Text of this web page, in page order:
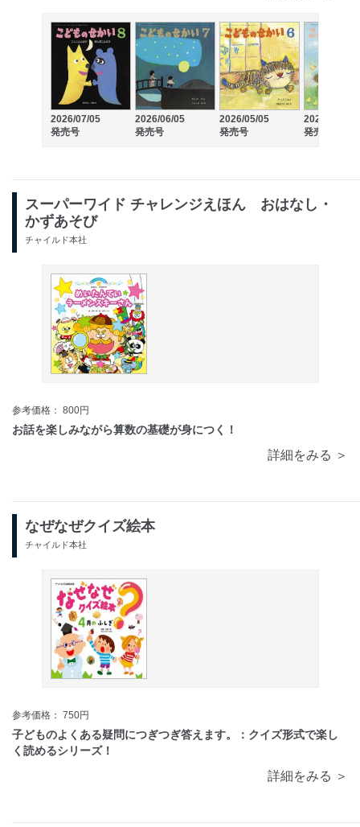
2026/07/05
発売号
2026/06/05
発売号
2026/05/05
発売号
2026/04/05
発売号
スーパーワイド チャレンジえほん おはなし・
かずあそび
チャイルド本社
参考価格： 800円
お話を楽しみながら算数の基礎が身につく！
詳細をみる ＞
なぜなぜクイズ絵本
チャイルド本社
参考価格： 750円
子どものよくある疑問につぎつぎ答えます。：クイズ形式で楽し
く読めるシリーズ！
詳細をみる ＞